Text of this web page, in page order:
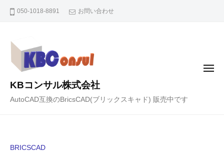
050-1018-8891 お問い合わせ
KBコンサル株式会社
AutoCAD互換のBricsCAD(ブリックスキャド) 販売中です
メ
BRICSCAD